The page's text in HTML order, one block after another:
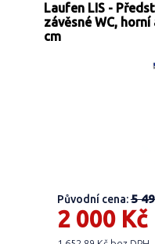
Laufen LIS -
závěsné WC,
cm
Původní cena:5
2 000 Kč